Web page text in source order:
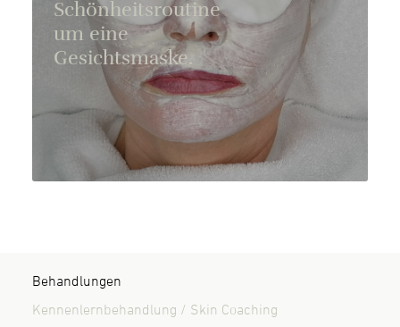
Schönheitsroutine
um eine
Gesichtsmaske.
Behandlungen
Kennenlernbehandlung / Skin Coaching